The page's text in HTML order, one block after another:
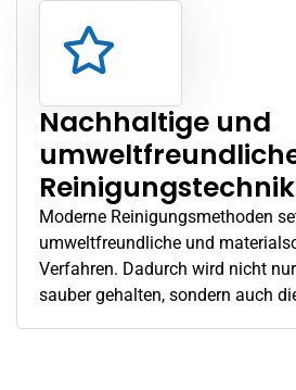
Nachhaltige und
Moderne Reinigungsmethoden
umweltfreundliche und
Verfahren. Dadurch wird nicht
sauber gehalten, sondern auch